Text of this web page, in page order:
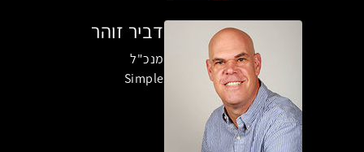
דביר זוהר
מנכ"ל
Simple